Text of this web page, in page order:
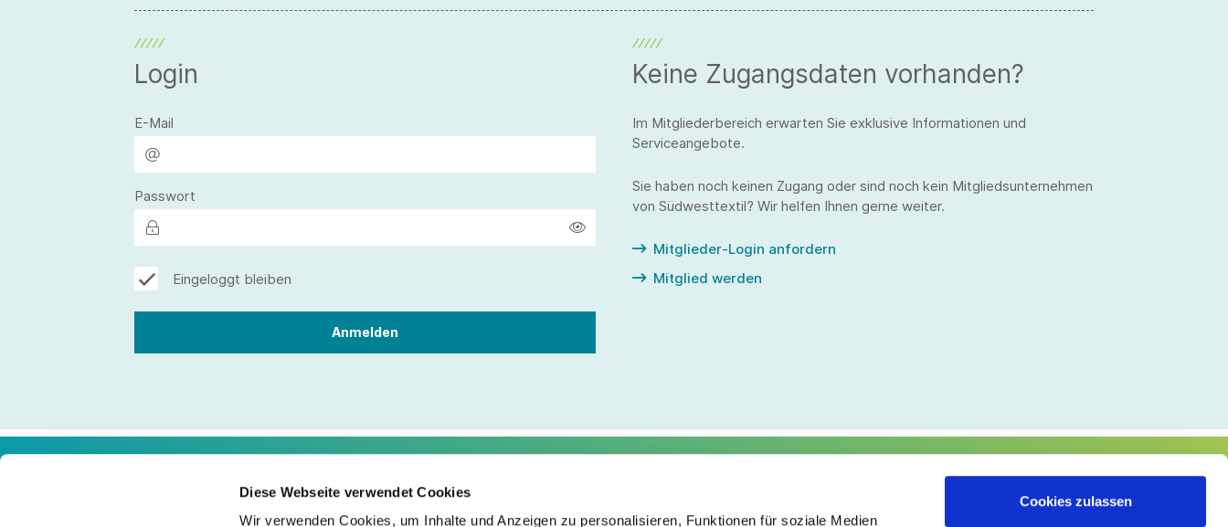
Diese Webseite verwendet Cookies
Wir verwenden Cookies, um Inhalte und Anzeigen zu personalisieren, Funktionen für soziale Medien
Cookies zulassen
Login
E-Mail
Passwort
Eingeloggt bleiben
Keine Zugangsdaten vorhanden?
Im Mitgliederbereich erwarten Sie exklusive Informationen und
Serviceangebote.
Sie haben noch keinen Zugang oder sind noch kein Mitgliedsunternehmen
von Südwesttextil? Wir helfen Ihnen gerne weiter.
Mitglieder-Login anfordern
Mitglied werden
Service